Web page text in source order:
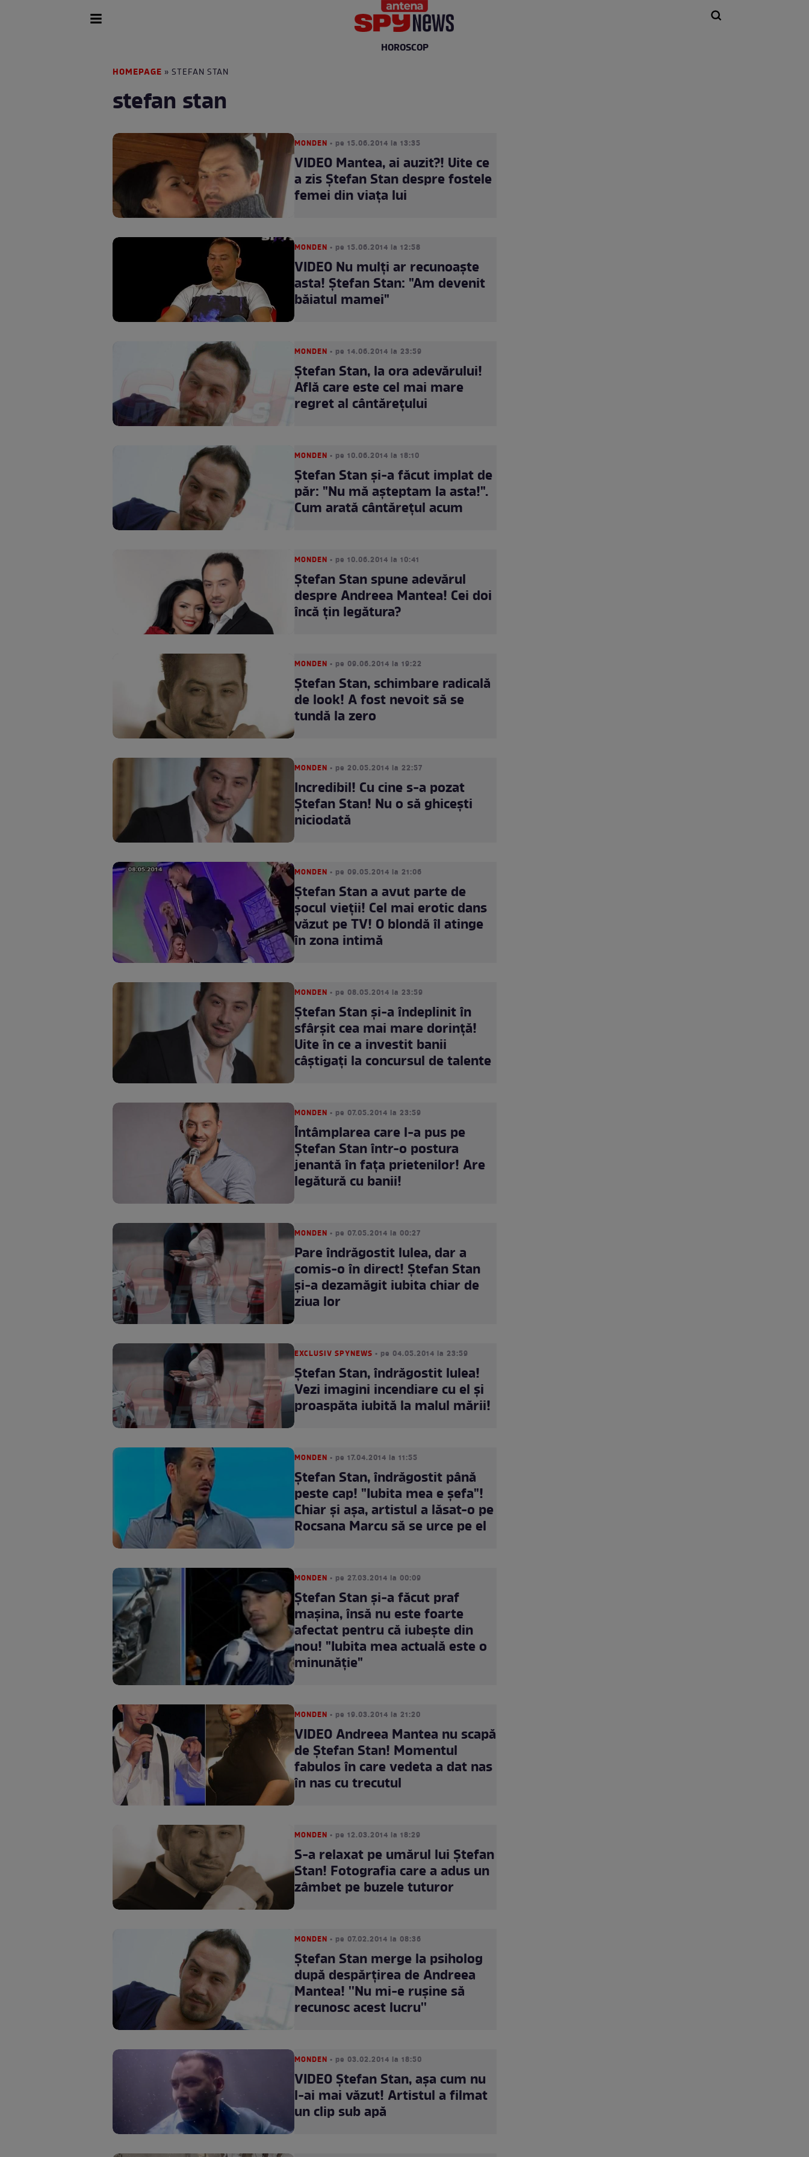
HOROSCOP
HOMEPAGE » STEFAN STAN
stefan stan
MONDEN • pe 15.06.2014 la 13:35
VIDEO Mantea, ai auzit?! Uite ce
a zis Ştefan Stan despre fostele
femei din viaţa lui
MONDEN • pe 15.06.2014 la 12:58
VIDEO Nu mulţi ar recunoaşte
asta! Ştefan Stan: "Am devenit
băiatul mamei"
MONDEN • pe 14.06.2014 la 23:59
Ştefan Stan, la ora adevărului!
Află care este cel mai mare
regret al cântăreţului
MONDEN • pe 10.06.2014 la 18:10
Ştefan Stan şi-a făcut implat de
păr: "Nu mă aşteptam la asta!".
Cum arată cântăreţul acum
MONDEN • pe 10.06.2014 la 10:41
Ştefan Stan spune adevărul
despre Andreea Mantea! Cei doi
încă ţin legătura?
MONDEN • pe 09.06.2014 la 19:22
Ştefan Stan, schimbare radicală
de look! A fost nevoit să se
tundă la zero
MONDEN • pe 20.05.2014 la 22:57
Incredibil! Cu cine s-a pozat
Ştefan Stan! Nu o să ghiceşti
niciodată
MONDEN • pe 09.05.2014 la 21:06
Ştefan Stan a avut parte de
şocul vieţii! Cel mai erotic dans
văzut pe TV! O blondă îl atinge
în zona intimă
MONDEN • pe 08.05.2014 la 23:59
Ştefan Stan şi-a îndeplinit în
sfârşit cea mai mare dorinţă!
Uite în ce a investit banii
câştigaţi la concursul de talente
MONDEN • pe 07.05.2014 la 23:59
Întâmplarea care l-a pus pe
Ştefan Stan într-o postura
jenantă în faţa prietenilor! Are
legătură cu banii!
MONDEN • pe 07.05.2014 la 00:27
Pare îndrăgostit lulea, dar a
comis-o în direct! Ştefan Stan
şi-a dezamăgit iubita chiar de
ziua lor
EXCLUSIV SPYNEWS • pe 04.05.2014 la 23:59
Ştefan Stan, îndrăgostit lulea!
Vezi imagini incendiare cu el şi
proaspăta iubită la malul mării!
MONDEN • pe 17.04.2014 la 11:55
Ştefan Stan, îndrăgostit până
peste cap! "Iubita mea e şefa"!
Chiar şi aşa, artistul a lăsat-o pe
Rocsana Marcu să se urce pe el
MONDEN • pe 27.03.2014 la 00:09
Ştefan Stan şi-a făcut praf
maşina, însă nu este foarte
afectat pentru că iubeşte din
nou! "Iubita mea actuală este o
minunăţie"
MONDEN • pe 19.03.2014 la 21:20
VIDEO Andreea Mantea nu scapă
de Ştefan Stan! Momentul
fabulos în care vedeta a dat nas
în nas cu trecutul
MONDEN • pe 12.03.2014 la 18:29
S-a relaxat pe umărul lui Ştefan
Stan! Fotografia care a adus un
zâmbet pe buzele tuturor
MONDEN • pe 07.02.2014 la 08:36
Ştefan Stan merge la psiholog
după despărţirea de Andreea
Mantea! ''Nu mi-e ruşine să
recunosc acest lucru''
MONDEN • pe 03.02.2014 la 18:50
VIDEO Ştefan Stan, aşa cum nu
l-ai mai văzut! Artistul a filmat
un clip sub apă